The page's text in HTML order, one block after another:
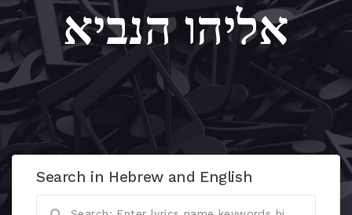
אליהו הנביא
Search in Hebrew and English